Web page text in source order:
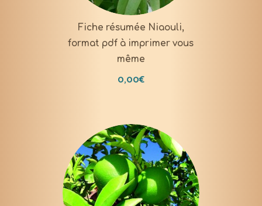
Fiche résumée Niaouli,
format pdf à imprimer vous
même
0,00€